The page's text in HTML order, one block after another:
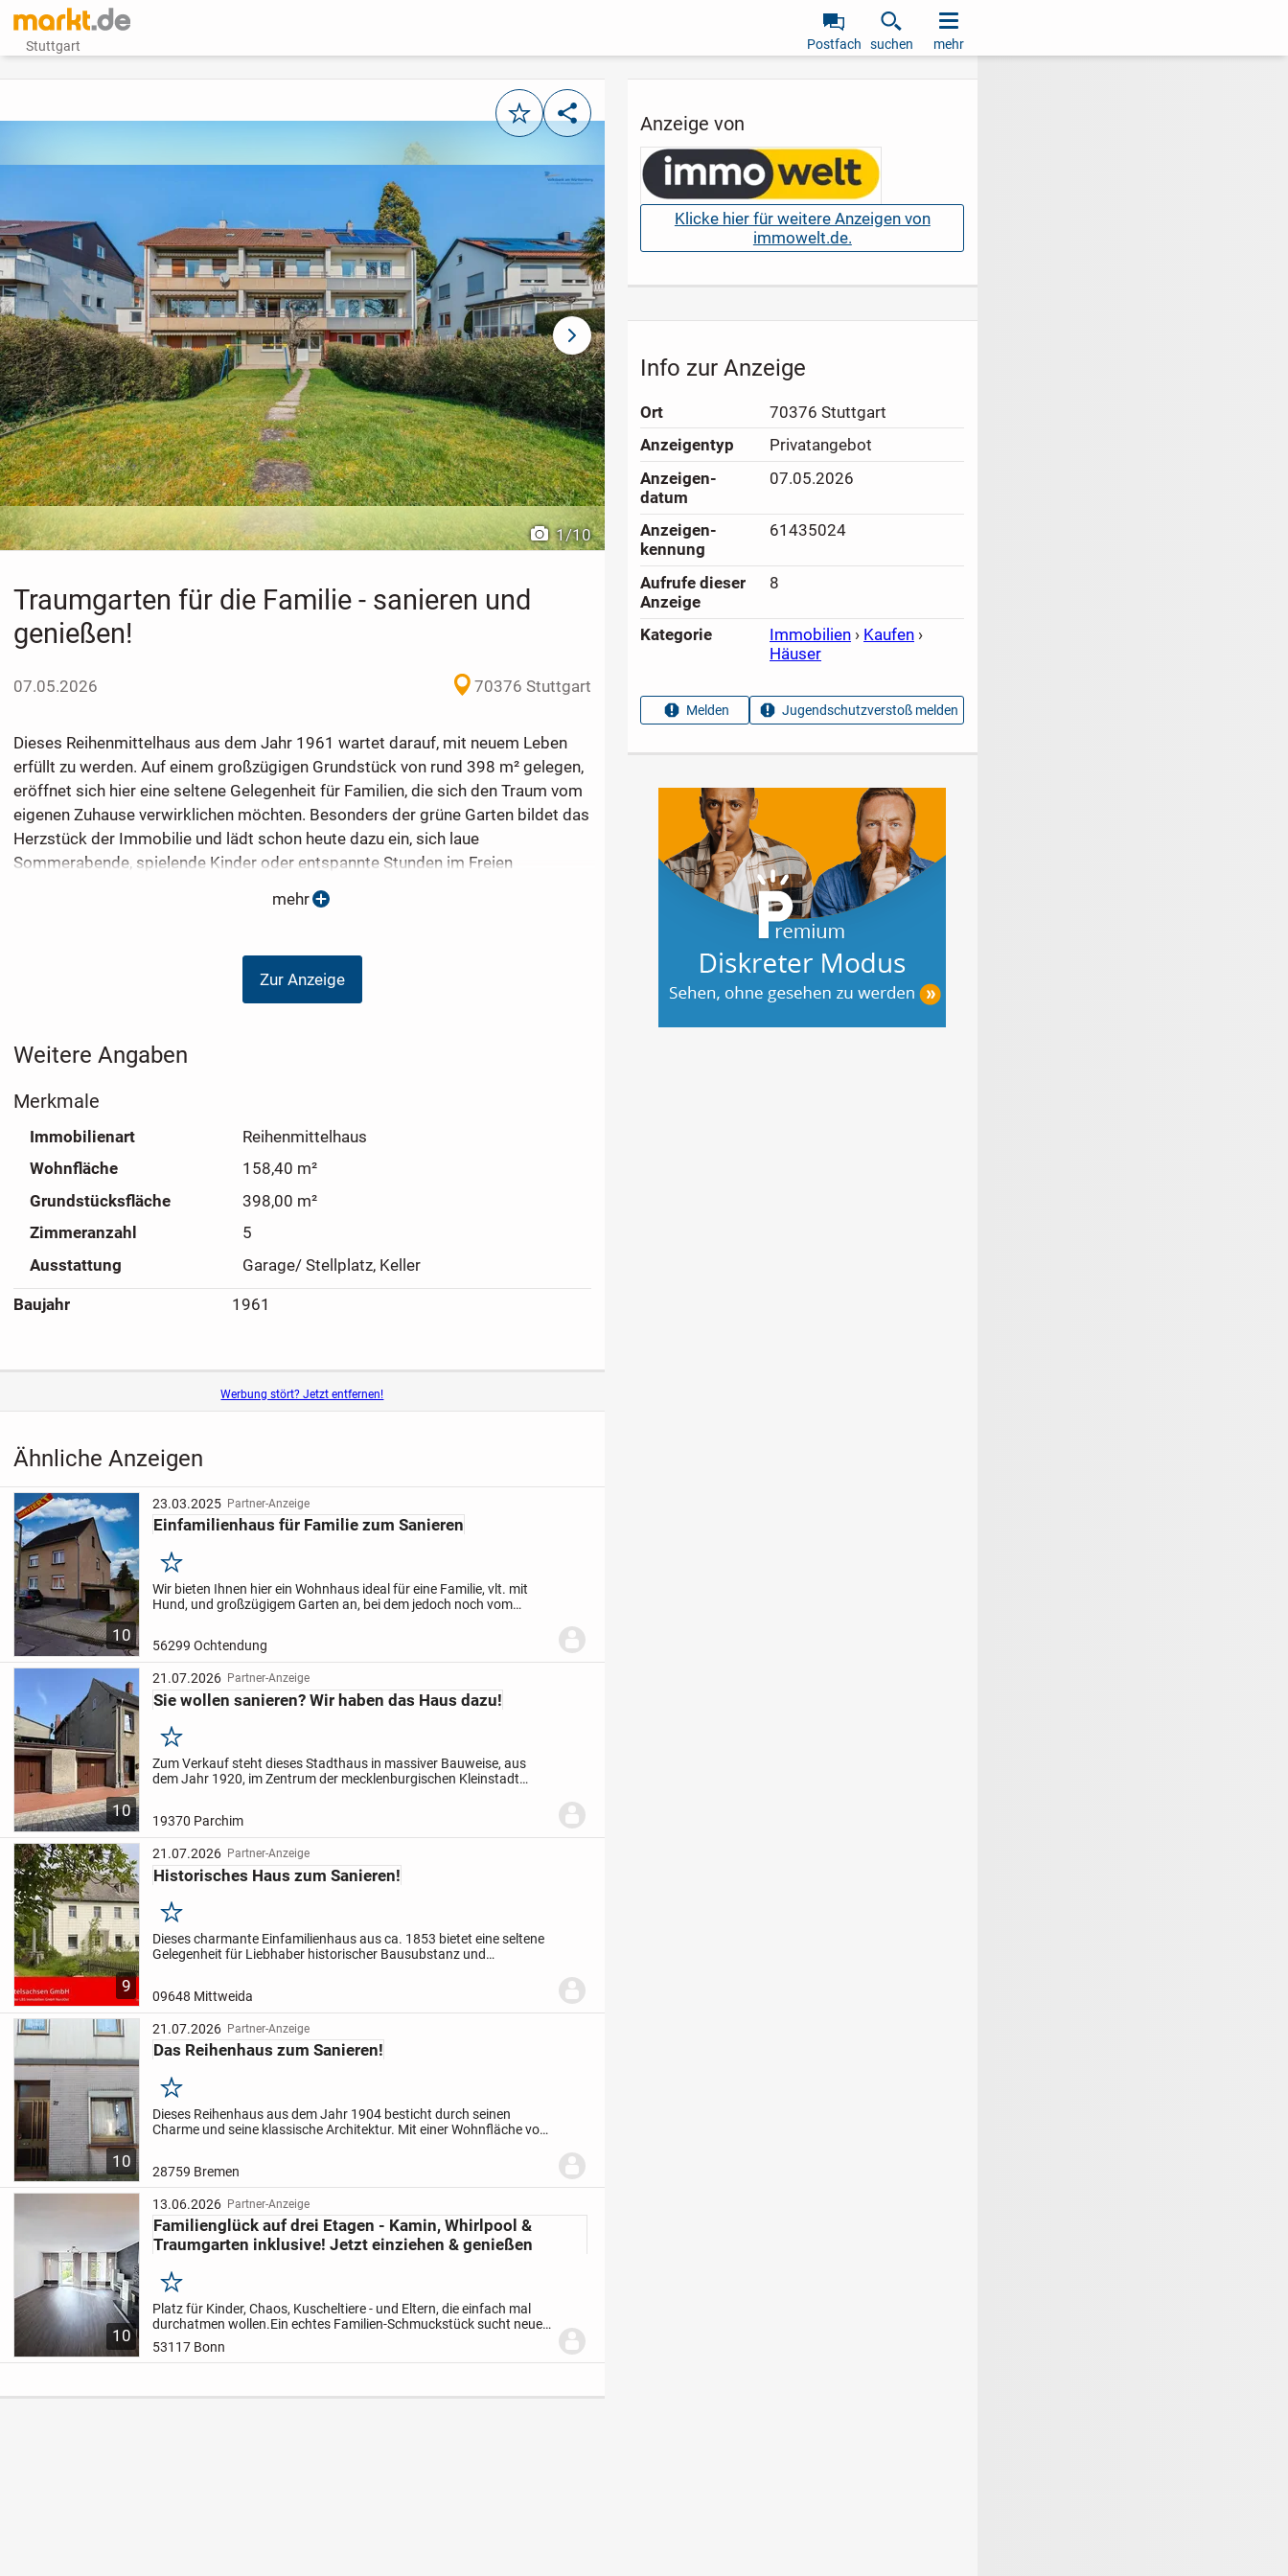
Stuttgart Postfach suchen mehr
MerkenTeilen
vorheriges Bild
1/10
nächstes Bild
Traumgarten für die Familie - sanieren und
genießen!
07.05.2026 70376 Stuttgart
Dieses Reihenmittelhaus aus dem Jahr 1961 wartet darauf, mit neuem Leben
erfüllt zu werden. Auf einem großzügigen Grundstück von rund 398 m² gelegen,
eröffnet sich hier eine seltene Gelegenheit für Familien, die sich den Traum vom
eigenen Zuhause verwirklichen möchten. Besonders der grüne Garten bildet das
Herzstück der Immobilie und lädt schon heute dazu ein, sich laue
Sommerabende, spielende Kinder oder entspannte Stunden im Freien
+++ weitere Informationen erhalten Sie gerne nach Anforderung des
mehr
Zur Anzeige
Weitere Angaben
Merkmale
Immobilienart
Reihenmittelhaus
Wohnfläche
158,40 m²
Grundstücksfläche
398,00 m²
Zimmeranzahl
5
Ausstattung
Garage/ Stellplatz, Keller
Baujahr 1961
Werbung stört? Jetzt entfernen!
Ähnliche Anzeigen
10
23.03.2025 Partner-Anzeige
Einfamilienhaus für Familie zum Sanieren
Merken
Wir bieten Ihnen hier ein Wohnhaus ideal für eine Familie, vlt. mit
Hund, und großzügigem Garten an, bei dem jedoch noch vom
56299 Ochtendung
10
21.07.2026 Partner-Anzeige
Sie wollen sanieren? Wir haben das Haus dazu!
Merken
Zum Verkauf steht dieses Stadthaus in massiver Bauweise, aus
dem Jahr 1920, im Zentrum der mecklenburgischen Kleinstadt
19370 Parchim
9
21.07.2026 Partner-Anzeige
Historisches Haus zum Sanieren!
Merken
Dieses charmante Einfamilienhaus aus ca. 1853 bietet eine seltene
Gelegenheit für Liebhaber historischer Bausubstanz und
09648 Mittweida
10
21.07.2026 Partner-Anzeige
Das Reihenhaus zum Sanieren!
Merken
Dieses Reihenhaus aus dem Jahr 1904 besticht durch seinen
Charme und seine klassische Architektur. Mit einer Wohnfläche von
28759 Bremen
10
13.06.2026 Partner-Anzeige
Familienglück auf drei Etagen - Kamin, Whirlpool &
Traumgarten inklusive! Jetzt einziehen & genießen
Merken
Platz für Kinder, Chaos, Kuscheltiere - und Eltern, die einfach mal
durchatmen wollen.Ein echtes Familien-Schmuckstück sucht neue
Lieblingsmenschen!
im...
53117 Bonn
Anzeige von
Klicke hier für weitere Anzeigen von
immowelt.de.
Info zur Anzeige
Ort
70376 Stuttgart
Anzeigen­typ
Privatangebot
Anzeigen­
datum
07.05.2026
Anzeigen­
kennung
61435024
Aufrufe dieser
Anzeige
8
Kategorie Immobilien › Kaufen ›
Häuser
Melden Jugendschutzverstoß melden